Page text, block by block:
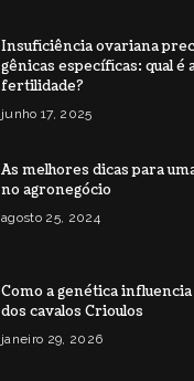
Insuficiência ovariana
gênicas específicas: qual é
fertilidade?
junho 17, 2025
As melhores dicas para
no agronegócio
agosto 25, 2024
Como a genética
dos cavalos Crioulos
janeiro 29, 2026